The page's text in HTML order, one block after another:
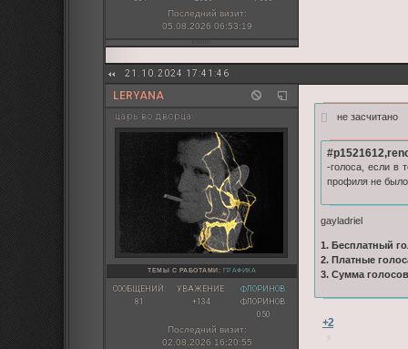
Последний визит:
05.08.2026 06:53:19
21.10.2024 17:41:46
LERYANA
царь во дворца
ТЕМЫ С РАБОТАМИ: ГРАФИКА
СООБЩЕНИЙ:
81
УВАЖЕНИЕ:
+134
ФЛОРИНОВ:
ФЛОРИНОВ:
050
Последний визит:
02.08.2026 16:20:55
не засчитано
-голоса, если в
профиля не было
gayladriel
1. Бесплатный
2. Платные
3. Сумма
+2